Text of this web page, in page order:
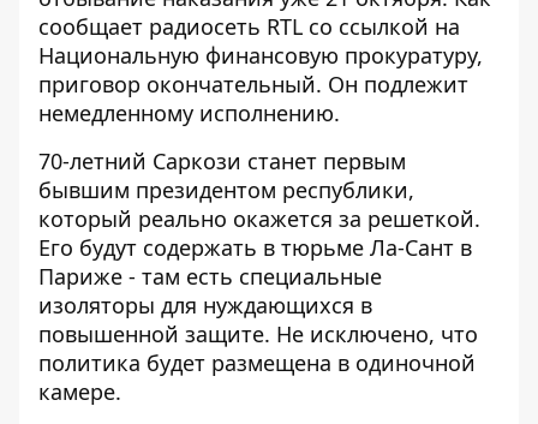
сообщает радиосеть RTL со ссылкой на
Национальную финансовую прокуратуру,
приговор окончательный. Он подлежит
немедленному исполнению.
70-летний Саркози станет первым
бывшим президентом республики,
который реально окажется за решеткой.
Его будут содержать в тюрьме Ла-Сант в
Париже - там есть специальные
изоляторы для нуждающихся в
повышенной защите. Не исключено, что
политика будет размещена в одиночной
камере.